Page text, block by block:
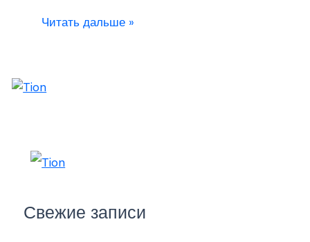
Читать дальше »
Свежие записи